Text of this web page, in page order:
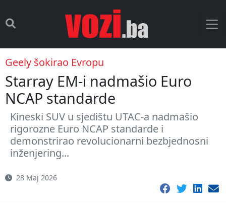
Geely šokirao Evropu
Starray EM-i nadmašio Euro
NCAP standarde
Kineski SUV u sjedištu UTAC-a nadmašio
rigorozne Euro NCAP standarde i
demonstrirao revolucionarni bezbjednosni
inženjering...
28 Maj 2026